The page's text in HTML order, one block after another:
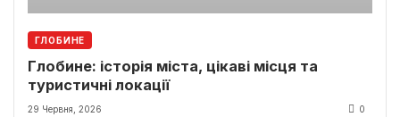
ГЛОБИНЕ
Глобине: історія міста, цікаві місця та
туристичні локації
29 Червня, 2026 0